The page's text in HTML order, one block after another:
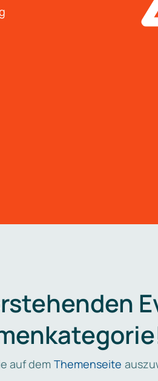
auf dem Themenseite